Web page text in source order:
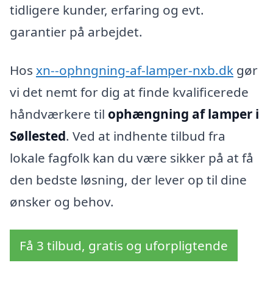
tidligere kunder, erfaring og evt.
garantier på arbejdet.
Hos xn--ophngning-af-lamper-nxb.dk gør
vi det nemt for dig at finde kvalificerede
håndværkere til ophængning af lamper i
Søllested. Ved at indhente tilbud fra
lokale fagfolk kan du være sikker på at få
den bedste løsning, der lever op til dine
ønsker og behov.
Få 3 tilbud, gratis og uforpligtende